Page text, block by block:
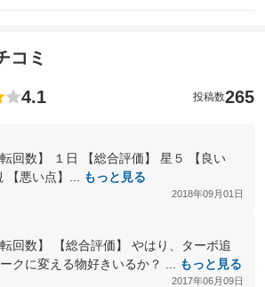
コミ
4.1 投稿数265
転回数】 １日 【総合評価】 星５ 【良い
【悪い点】...
もっと見る
2018年09月01日
回数】 【総合評価】 やはり、ターボ追
クに変える物好きいるか？ ...
もっと見る
2017年06月09日